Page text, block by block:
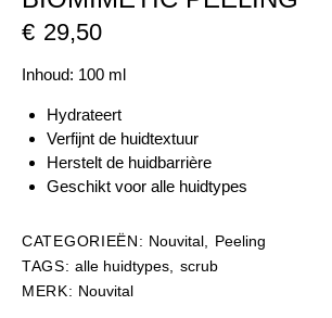
€ 29,50
Inhoud: 100 ml
Hydrateert
Verfijnt de huidtextuur
Herstelt de huidbarrière
Geschikt voor alle huidtypes
CATEGORIEËN: Nouvital, Peeling
TAGS:alle huidtypes, scrub
MERK: Nouvital